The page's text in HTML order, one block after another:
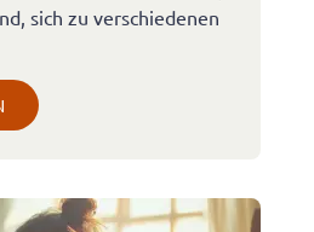
sich zu verschiedenen